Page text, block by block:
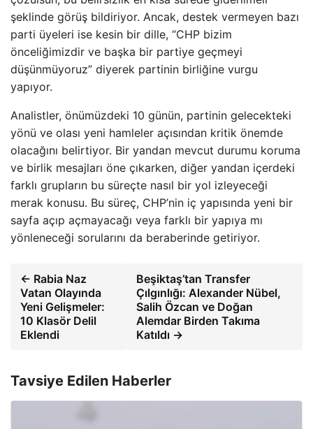
şeklinde görüş bildiriyor. Ancak, destek vermeyen bazı
parti üyeleri ise kesin bir dille, “CHP bizim
önceliğimizdir ve başka bir partiye geçmeyi
düşünmüyoruz” diyerek partinin birliğine vurgu
yapıyor.
Analistler, önümüzdeki 10 günün, partinin gelecekteki
yönü ve olası yeni hamleler açısından kritik önemde
olacağını belirtiyor. Bir yandan mevcut durumu koruma
ve birlik mesajları öne çıkarken, diğer yandan içerdeki
farklı grupların bu süreçte nasıl bir yol izleyeceği
merak konusu. Bu süreç, CHP’nin iç yapısında yeni bir
sayfa açıp açmayacağı veya farklı bir yapıya mı
yönleneceği sorularını da beraberinde getiriyor.
← Rabia Naz
Vatan Olayında
Yeni Gelişmeler:
10 Klasör Delil
Eklendi
Beşiktaş’tan Transfer
Çılgınlığı: Alexander Nübel,
Salih Özcan ve Doğan
Alemdar Birden Takıma
Katıldı →
Tavsiye Edilen Haberler